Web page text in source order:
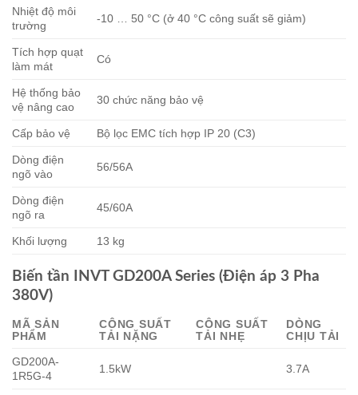
Nhiệt độ môi
trường
-10 … 50 °C (ở 40 °C công suất sẽ giảm)
Tích hợp quạt
làm mát
Có
Hệ thống bảo
vệ nâng cao
30 chức năng bảo vệ
Cấp bảo vệ Bộ lọc EMC tích hợp IP 20 (C3)
Dòng điện
ngõ vào
56/56A
Dòng điện
ngõ ra
45/60A
Khối lượng 13 kg
Biến tần INVT GD200A Series (Điện áp 3 Pha
380V)
MÃ SẢN
PHẨM
CÔNG SUẤT
TẢI NẶNG
CÔNG SUẤT
TẢI NHẸ
DÒNG
CHỊU TẢI
GD200A-
1R5G-4
1.5kW 3.7A